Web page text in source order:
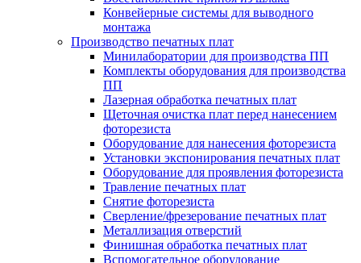
Конвейерные системы для выводного
монтажа
Производство печатных плат
Минилаборатории для производства ПП
Комплекты оборудования для производства
ПП
Лазерная обработка печатных плат
Щеточная очистка плат перед нанесением
фоторезиста
Оборудование для нанесения фоторезиста
Установки экспонирования печатных плат
Оборудование для проявления фоторезиста
Травление печатных плат
Снятие фоторезиста
Сверление/фрезерование печатных плат
Металлизация отверстий
Финишная обработка печатных плат
Вспомогательное оборудование